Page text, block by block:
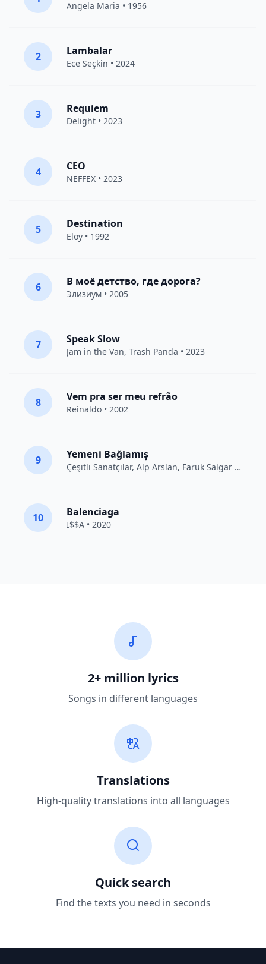
Angela Maria • 1956
2 Lambalar
Ece Seçkin • 2024
3 Requiem
Delight • 2023
4 CEO
NEFFEX • 2023
5 Destination
Eloy • 1992
6 В моё детство, где дорога?
Элизиум • 2005
7 Speak Slow
Jam in the Van, Trash Panda • 2023
8 Vem pra ser meu refrão
Reinaldo • 2002
9 Yemeni Bağlamış
Çeşitli Sanatçılar, Alp Arslan, Faruk Salgar • 2012
10 Balenciaga
I$$A • 2020
2+ million lyrics
Songs in different languages
Translations
High-quality translations into all languages
Quick search
Find the texts you need in seconds